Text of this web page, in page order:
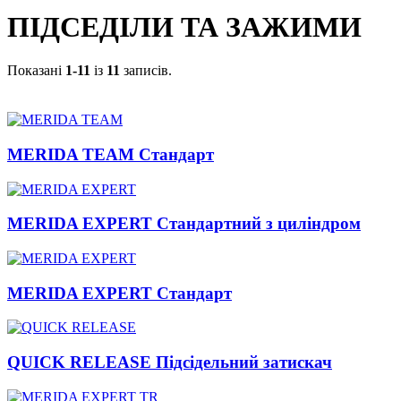
ПІДСЕДІЛИ ТА ЗАЖИМИ
Показані 1-11 із 11 записів.
MERIDA TEAM Стандарт
MERIDA EXPERT Стандартний з циліндром
MERIDA EXPERT Стандарт
QUICK RELEASE Підсідельний затискач